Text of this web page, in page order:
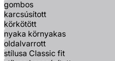
gombos
karcsúsított
körkötött
nyaka környakas
oldalvarrott
stílusa Classic fit